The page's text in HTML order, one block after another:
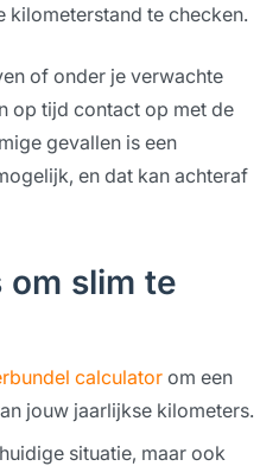
kilometerstand te checken.
of onder je verwachte
op tijd contact op met de
gevallen is een
en dat kan achteraf
om slim te
calculator om een
jouw jaarlijkse kilometers.
situatie, maar ook